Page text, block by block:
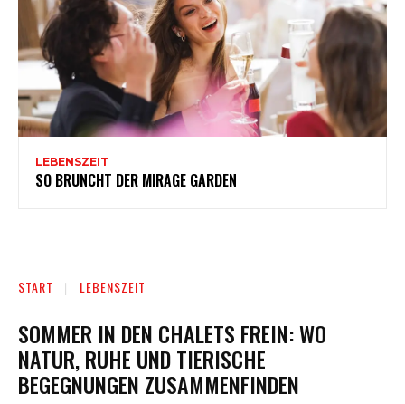
LEBENSZEIT
SO BRUNCHT DER MIRAGE GARDEN